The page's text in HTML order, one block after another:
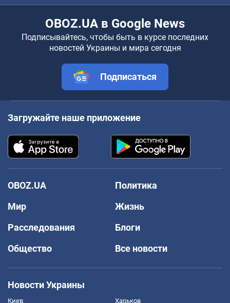
OBOZ.UA в Google News
Подписывайтесь, чтобы быть в курсе последних
новостей Украины и мира сегодня
Подписаться
Загружайте наше приложение
OBOZ.UA
Политика
Мир
Жизнь
Расследования
Блоги
Общество
Все новости
Новости Украины
Киев Харьков